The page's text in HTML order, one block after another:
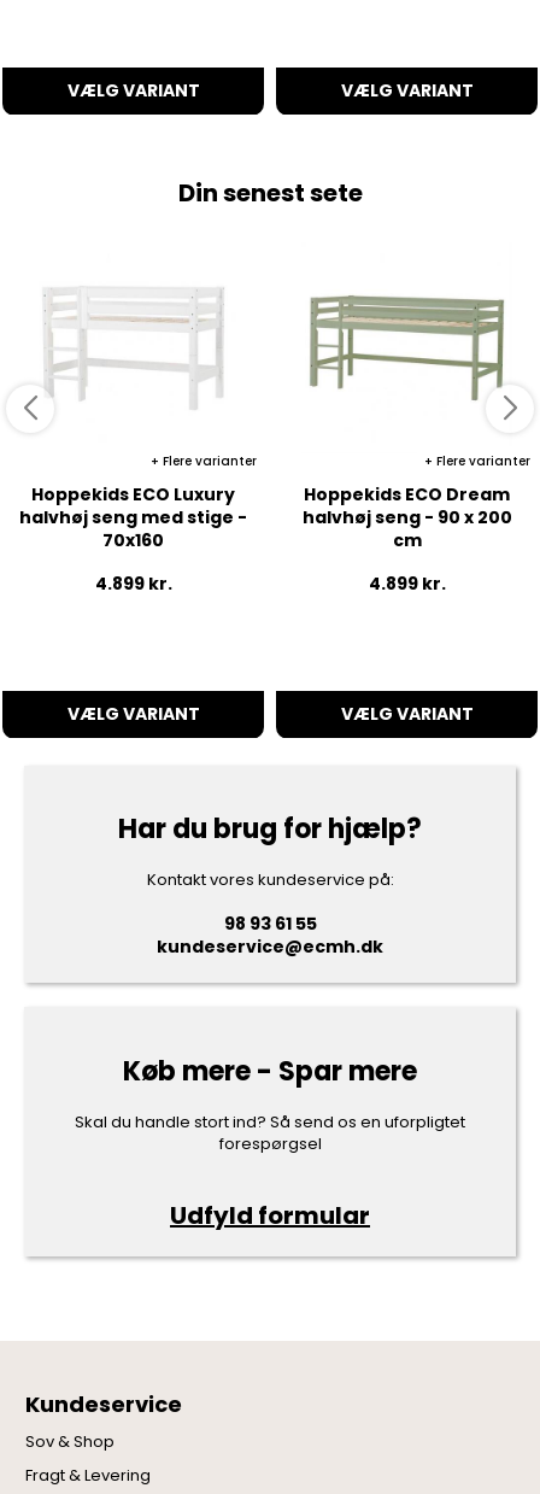
VÆLG VARIANT VÆLG VARIANT
Din senest sete
Flere varianter
Hoppekids ECO Luxury
halvhøj seng med stige -
70x160
4.899 kr.
VÆLG VARIANT
Flere varianter
Hoppekids ECO Dream
halvhøj seng - 90 x 200
cm
4.899 kr.
VÆLG VARIANT
Har du brug for hjælp?
Kontakt vores kundeservice på:
98 93 61 55
kundeservice@ecmh.dk
Køb mere - Spar mere
Skal du handle stort ind? Så send os en uforpligtet
forespørgsel
Udfyld formular
Kundeservice
Sov & Shop
Fragt & Levering